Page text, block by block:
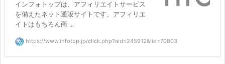
インフォトップは、アフィリエイトサービス
を備えたネット通販サイトです。アフィリエ
イトはもちろん商 ...
https://www.infotop.jp/click.php?aid=245912&iid=70803